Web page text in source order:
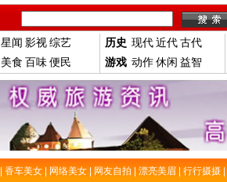
星闻 影视综艺
美食 百味便民
历史 现代近代古代
游戏 动作休闲 益智
香车美女 网络美女 网友自拍 漂亮美眉 行行摄摄